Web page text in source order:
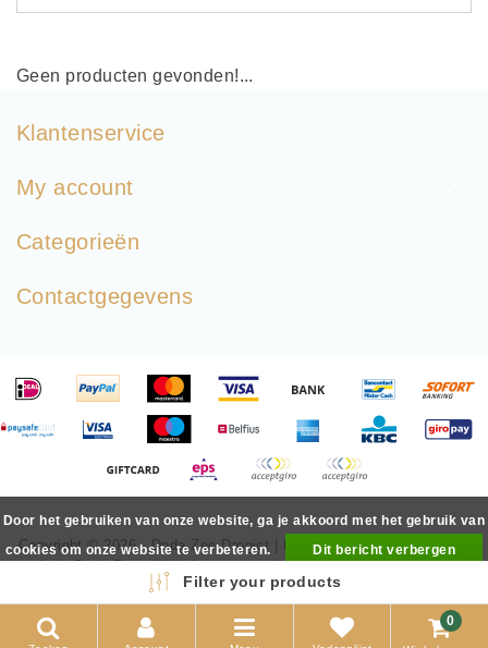
Geen producten gevonden!...
Klantenservice
My account
Categorieën
Contactgegevens
Copyright © 2026 - Dode Zee Drogist | Mineralen & Huidverzorging
uit de Dode Zee - All rights reserved - RealizationInStijl Media
Filter your products
0
Door het gebruiken van onze website, ga je akkoord met het gebruik van
cookies om onze website te verbeteren.
Dit bericht verbergen
Meer over cookies »